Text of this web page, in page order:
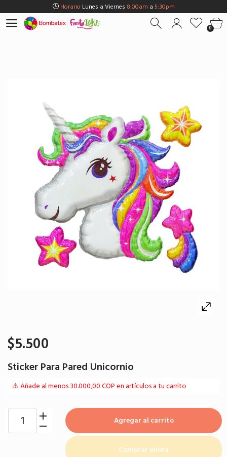
Horario Lunes a Viernes 8:00am a 5:30pm
HorarioSábados
5:00pm
0
$5.500
Sticker Para Pared Unicornio
⚠️ Añade al menos 30.000,00 COP en artículos a tu carrito
Agregar al carrito
Comprar ahora